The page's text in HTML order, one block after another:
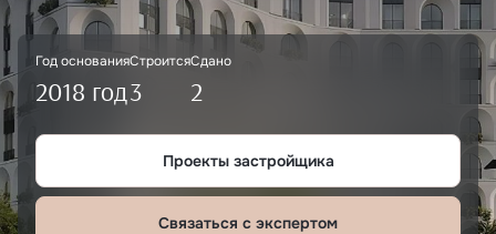
Год основания
2018 год
Строится
3
Сдано
2
Проекты застройщика
Связаться с экспертом